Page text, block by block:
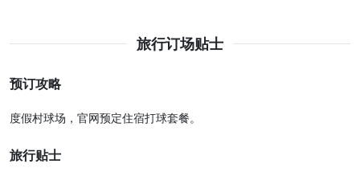
旅行订场贴士
预订攻略
度假村球场，官网预定住宿打球套餐。
旅行贴士